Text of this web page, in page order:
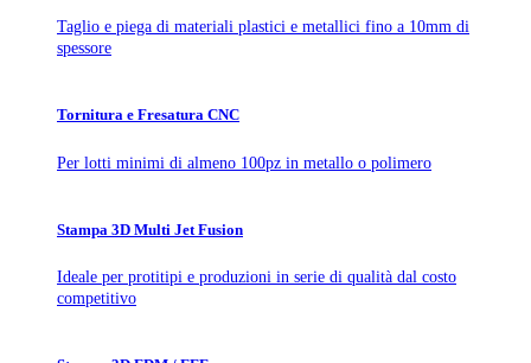
Taglio e piega di materiali plastici e metallici fino a 10mm di
spessore
Tornitura e Fresatura CNC
Per lotti minimi di almeno 100pz in metallo o polimero
Stampa 3D Multi Jet Fusion
Ideale per protitipi e produzioni in serie di qualità dal costo
competitivo